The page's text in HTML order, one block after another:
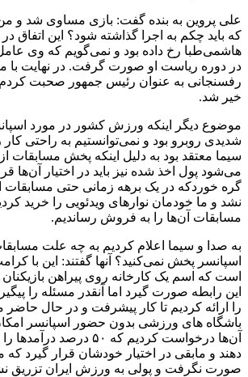
علی پروین به بنده گفت: بازی مساوی شد و
که باید چکم به اجرا گذاشته شود؟ این اتفاق
هاشمی‌طبا رخ داده بود و نمی‌گویم که وی عامل
در دوره ریاست او صورت گرفت. در نهایت با
رفسنجانی به عنوان رئیس جمهور صحبت
خیر شد.
موضوع دیگر اینکه ورزش کشور در مورد
شدیدی روبرو بود و نمی‌توانستیم به راحتی
سیما معتقد بود به دلیل اینکه پخش مسابقات
می‌شود پول اخذ شده نیز باید در اختیار آن‌ها
گره خوردکه در یک برهه زمانی حتی مسابقات
نشد و ما خودمان نوارهای ویدئویی را خرید
مسابقات آن‌ها را به فروش رساندیم.
به صدا و سیما اعلام کردیم به چه علت
اسپانسر پخش نمی‌کنید؟ آنها گفتند: این با
است که اسم یک کارخانه روی پیراهن
این رابطه صورت گیرد اما آنقدر مسئله را
را ارائه کردیم تا کار پیشرفت و در حال حاضر
باشگاه های ورزشی بدون حضور اسپانسر
آن‌ها درخواست کردیم که ۵۰
دهند و مابقی در اختیار خودشان قرار گیرد که
صورت نگرفت و پولی به ورزش ایران تزریق